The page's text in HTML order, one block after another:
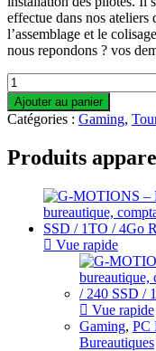
effectue dans nos ateliers
l’assemblage et le
nous repondons ? vos
Ajouter au panier
Catégories : Gaming,
Produits
Vue rapide
Vue rapide
Gaming, PC
Bureautiques